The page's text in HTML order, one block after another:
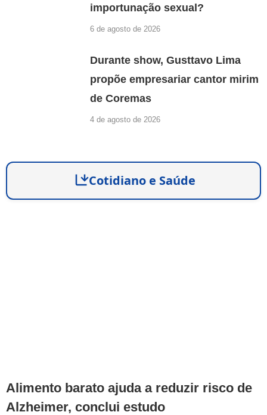
importunação sexual?
6 de agosto de 2026
Durante show, Gusttavo Lima
propõe empresariar cantor mirim
de Coremas
4 de agosto de 2026
Cotidiano e Saúde
Alimento barato ajuda a reduzir risco de
Alzheimer, conclui estudo